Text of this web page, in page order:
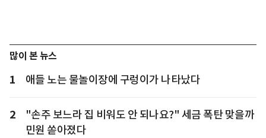
많이 본 뉴스
1 애들 노는 물놀이장에 구렁이가 나타났다
2
"손주 보느라 집 비워도 안 되나요?" 세금 폭탄 맞을까
민원 쏟아졌다